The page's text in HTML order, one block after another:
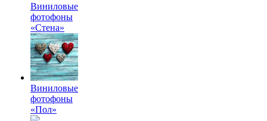
Виниловые
фотофоны
«Стена»
Виниловые
фотофоны
«Пол»